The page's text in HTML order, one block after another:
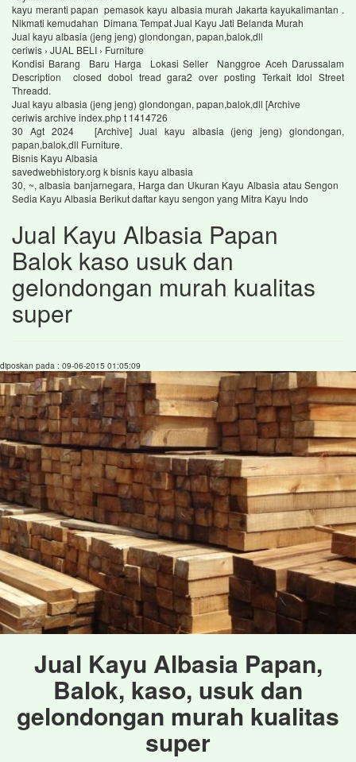
kayu meranti papan pemasok kayu albasia murah Jakarta kayukalimantan .
Nikmati kemudahan Dimana Tempat Jual Kayu Jati Belanda Murah
Jual kayu albasia (jeng jeng) glondongan, papan,balok,dll
ceriwis › JUAL BELI › Furniture
Kondisi Barang Baru Harga Lokasi Seller Nanggroe Aceh Darussalam
Description closed dobol tread gara2 over posting Terkait Idol Street
Threadd.
Jual kayu albasia (jeng jeng) glondongan, papan,balok,dll [Archive
ceriwis archive index.php t 1414726
30 Agt 2024 [Archive] Jual kayu albasia (jeng jeng) glondongan,
papan,balok,dll Furniture.
Bisnis Kayu Albasia
savedwebhistory.org k bisnis kayu albasia
30, ~, albasia banjarnegara, Harga dan Ukuran Kayu Albasia atau Sengon
Sedia Kayu Albasia Berikut daftar kayu sengon yang Mitra Kayu Indo
Jual Kayu Albasia Papan
Balok kaso usuk dan
gelondongan murah kualitas
super
diposkan pada : 09-06-2015 01:05:09
Jual Kayu Albasia Papan,
Balok, kaso, usuk dan
gelondongan murah kualitas
super